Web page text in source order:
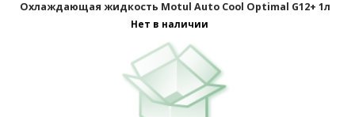
Охлаждающая жидкость Motul Auto Cool Optimal G12+ 1л
Нет в наличии